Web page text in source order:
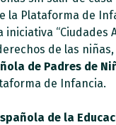
la Plataforma de
“Ciudades
de las
de Padres de
de Infancia.
de la